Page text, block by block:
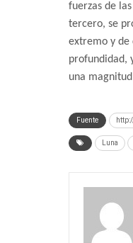
fuerzas de
tercero, se
extremo y de
profundidad,
una
Fuente
Luna